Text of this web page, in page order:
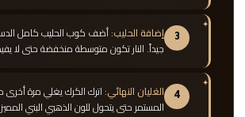
3 إضافة الحليب:أضف كوب الحليب كامل
جيداً. النار تكون متوسطة منخفضة حتى لا
4 الغليان النهائي:اترك الكرك يغلي مرة أخرى
المستمر حتى يتحول للون الذهبي البني المميز.